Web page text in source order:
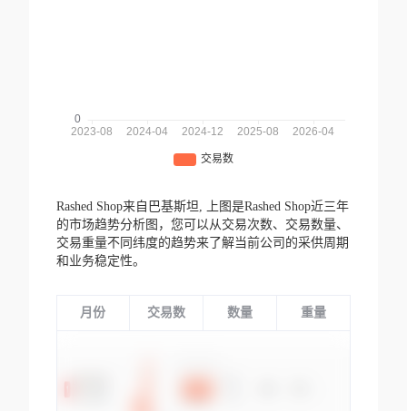
Rashed Shop来自巴基斯坦,
上图是Rashed Shop近三年
的市场趋势分析图，您可以从交易次数、交易数量、
交易重量不同纬度的趋势来了解当前公司的采供周期
和业务稳定性。
月份 交易数 数量 重量